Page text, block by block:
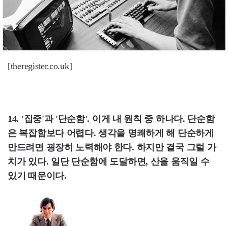
[theregister.co.uk]
14. '집중'과 '단순함'. 이게 내 원칙 중 하나다. 단순함
은 복잡함보다 어렵다. 생각을 명쾌하게 해 단순하게
만드려면 굉장히 노력해야 한다. 하지만 결국 그럴 가
치가 있다. 일단 단순함에 도달하면, 산을 움직일 수
있기 때문이다.